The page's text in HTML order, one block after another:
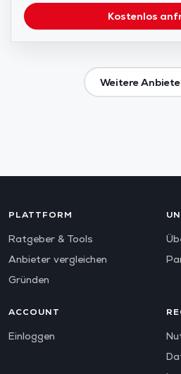
Kostenlos
Weitere
PLATTFORM
Ratgeber & Tools
Anbieter vergleichen
Gründen
ACCOUNT
Einloggen